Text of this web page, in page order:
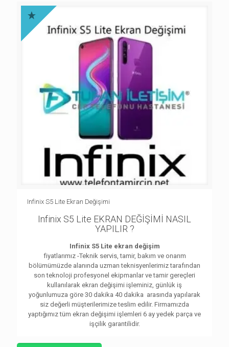
Infinix S5 Lite Ekran Değişimi
Infinix S5 Lite EKRAN DEĞİŞİMİ NASIL
YAPILIR ?
Infinix S5 Lite ekran değişim
fiyatlarımız -Teknik servis, tamir, bakım ve onarım
bölümümüzde alanında uzman teknisyenlerimiz tarafından
son teknoloji profesyonel ekipmanlar ve tamir gereçleri
kullanılarak ekran değişimi işleminiz, günlük iş
yoğunlumuza göre 30 dakika 40 dakika arasında yapılarak
siz değerli müşterilerimize teslim edilir. Firmamızda
yaptığımız tüm ekran değişimi işlemleri 6 ay yedek parça ve
işçilik garantilidir.